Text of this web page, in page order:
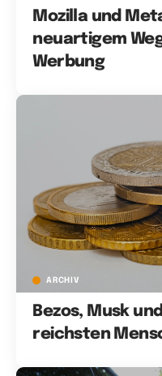
Mozilla und
neuartigem
Werbung
ARCHIV
Bezos, Musk
reichsten